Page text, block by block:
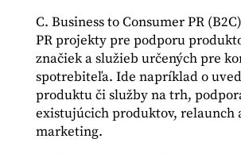
C. Business to Consumer PR (B2C)
PR projekty pre podporu
značiek a služieb určených pre
spotrebiteľa. Ide napríklad o
produktu či služby na trh,
existujúcich produktov, relaunch
marketing.